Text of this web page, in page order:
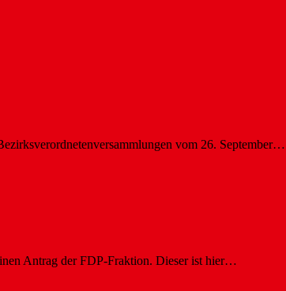
vom 26. September…
Antrag der FDP-Fraktion. Dieser ist hier…